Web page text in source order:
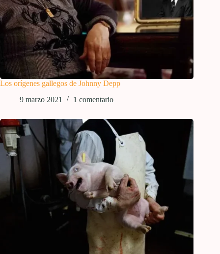
Los orígenes gallegos de Johnny Depp
9 marzo 2021
1 comentario